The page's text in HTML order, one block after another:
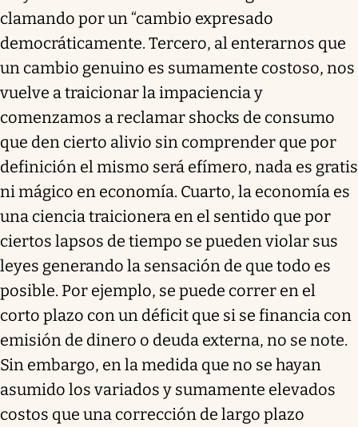
clamando por un “cambio expresado
democráticamente. Tercero, al enterarnos que
un cambio genuino es sumamente costoso, nos
vuelve a traicionar la impaciencia y
comenzamos a reclamar shocks de consumo
que den cierto alivio sin comprender que por
definición el mismo será efímero, nada es gratis
ni mágico en economía. Cuarto, la economía es
una ciencia traicionera en el sentido que por
ciertos lapsos de tiempo se pueden violar sus
leyes generando la sensación de que todo es
posible. Por ejemplo, se puede correr en el
corto plazo con un déficit que si se financia con
emisión de dinero o deuda externa, no se note.
Sin embargo, en la medida que no se hayan
asumido los variados y sumamente elevados
costos que una corrección de largo plazo